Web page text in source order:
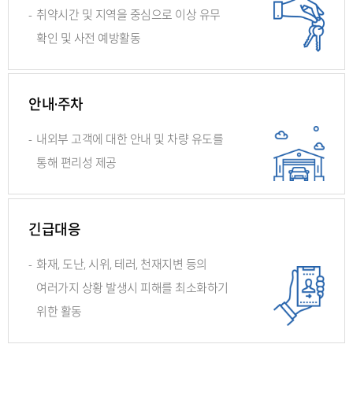
- 취약시간 및 지역을 중심으로 이상 유무
확인 및 사전 예방활동
안내·주차
- 내외부 고객에 대한 안내 및 차량 유도를
통해 편리성 제공
긴급대응
- 화재, 도난, 시위, 테러, 천재지변 등의
여러가지 상황 발생시 피해를 최소화하기
위한 활동